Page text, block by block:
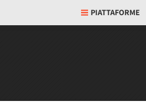
PIATTAFORME